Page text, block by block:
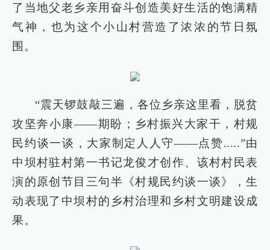
了当地父老乡亲用奋斗创造美好生活的饱满精
气神，也为这个小山村营造了浓浓的节日氛
围。
“震天锣鼓敲三遍，各位乡亲这里看，脱贫
攻坚奔小康——期盼；乡村振兴大家干，村规
民约谈一谈，大家制定人人守——点赞.....”由
中坝村驻村第一书记龙俊才创作、该村村民表
演的原创节目三句半《村规民约谈一谈》，生
动表现了中坝村的乡村治理和乡村文明建设成
果。